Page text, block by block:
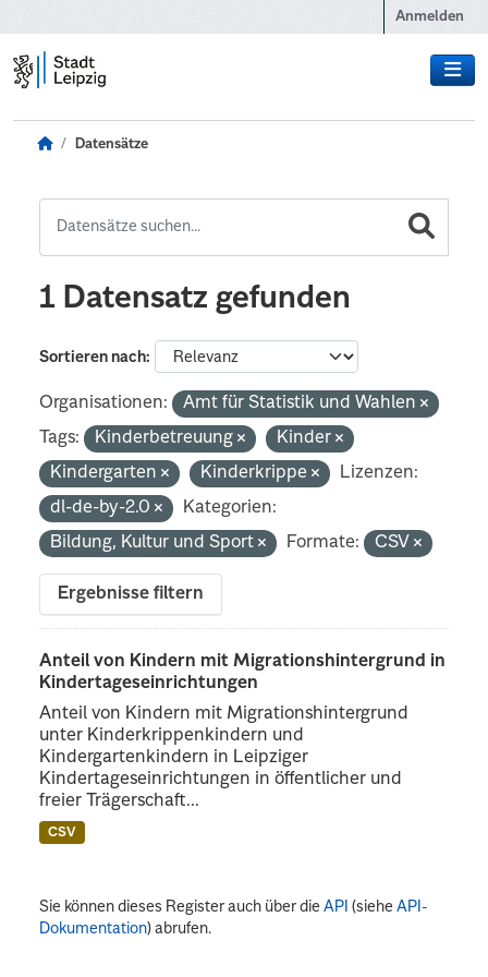
Anmelden
Datensätze
1 Datensatz gefunden
Sortieren nach
Organisationen:
Amt für Statistik und Wahlen
Tags:
Kinderbetreuung
Kinder
Kindergarten
Kinderkrippe
Lizenzen:
dl-de-by-2.0
Kategorien:
Bildung, Kultur und Sport
Formate: CSV
Ergebnisse filtern
Anteil von Kindern mit Migrationshintergrund in
Kindertageseinrichtungen
Anteil von Kindern mit Migrationshintergrund
unter Kinderkrippenkindern und
Kindergartenkindern in Leipziger
Kindertageseinrichtungen in öffentlicher und
freier Trägerschaft...
CSV
Sie können dieses Register auch über dieAPI (sieheAPI-
Dokumentation) abrufen.